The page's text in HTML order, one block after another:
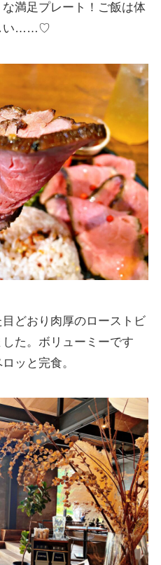
満足プレート！ご飯は体
い……♡
どおり肉厚のローストビ
た。ボリューミーです
ッと完食。